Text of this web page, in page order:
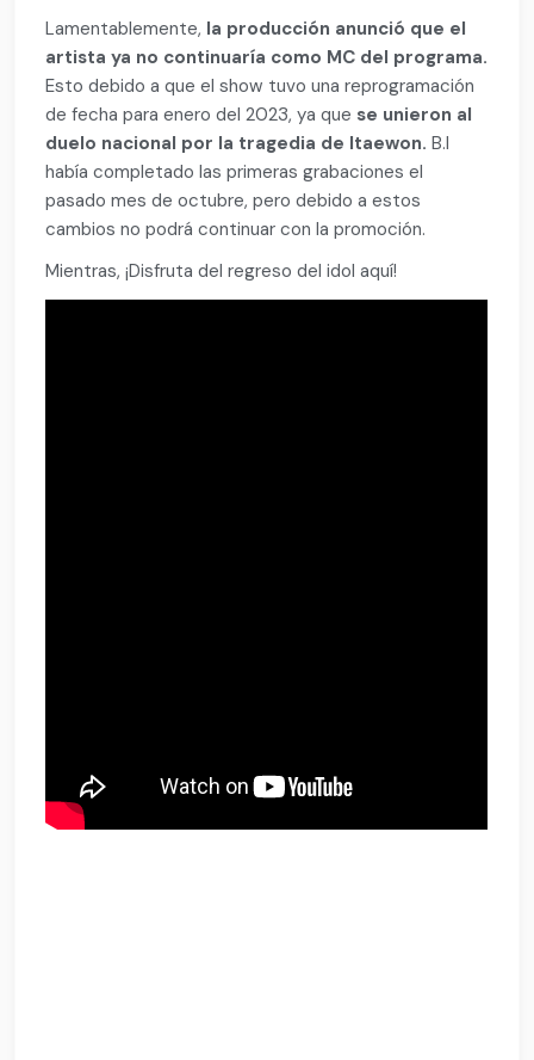
Lamentablemente, la producción anunció que el
artista ya no continuaría como MC del programa.
Esto debido a que el show tuvo una reprogramación
de fecha para enero del 2023, ya que se unieron al
duelo nacional por la tragedia de Itaewon. B.I
había completado las primeras grabaciones el
pasado mes de octubre, pero debido a estos
cambios no podrá continuar con la promoción.
Mientras, ¡Disfruta del regreso del idol aquí!